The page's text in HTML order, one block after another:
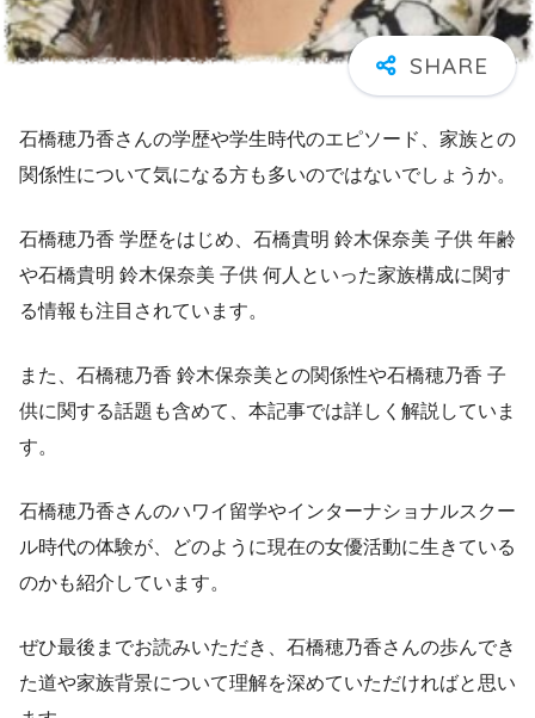
石橋穂乃香さんの学歴や学生時代のエピソード、家族との
関係性について気になる方も多いのではないでしょうか。
石橋穂乃香 学歴をはじめ、石橋貴明 鈴木保奈美 子供 年齢
や石橋貴明 鈴木保奈美 子供 何人といった家族構成に関す
る情報も注目されています。
また、石橋穂乃香 鈴木保奈美との関係性や石橋穂乃香 子
供に関する話題も含めて、本記事では詳しく解説していま
す。
石橋穂乃香さんのハワイ留学やインターナショナルスクー
ル時代の体験が、どのように現在の女優活動に生きている
のかも紹介しています。
ぜひ最後までお読みいただき、石橋穂乃香さんの歩んでき
た道や家族背景について理解を深めていただければと思い